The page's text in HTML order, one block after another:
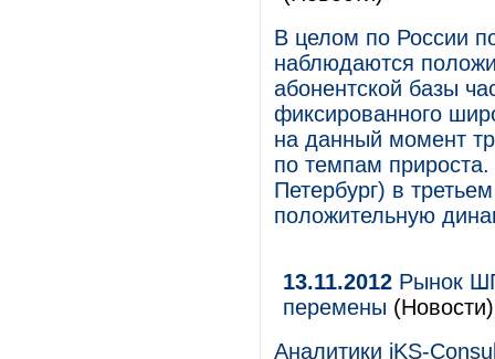
В целом по России
наблюдаются
абонентской базы
фиксированного
на данный момент
по темпам
Петербург) в
положительную
13.11.2012 Рынок
перемены (Новости)
Аналитики iKS-